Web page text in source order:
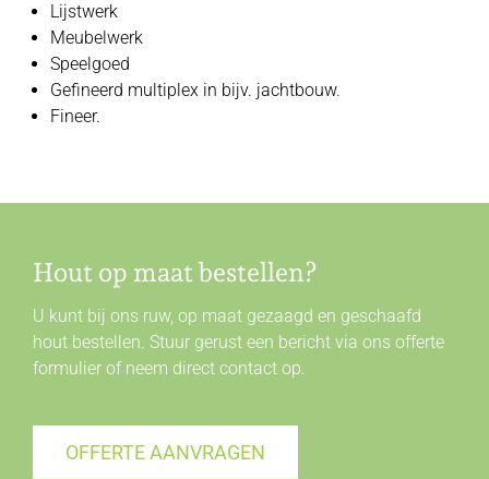
Lijstwerk
Meubelwerk
Speelgoed
Gefineerd multiplex in bijv. jachtbouw.
Fineer.
Hout op maat bestellen?
U kunt bij ons ruw, op maat gezaagd en geschaafd
hout bestellen. Stuur gerust een bericht via ons offerte
formulier of neem direct contactop.
OFFERTE AANVRAGEN